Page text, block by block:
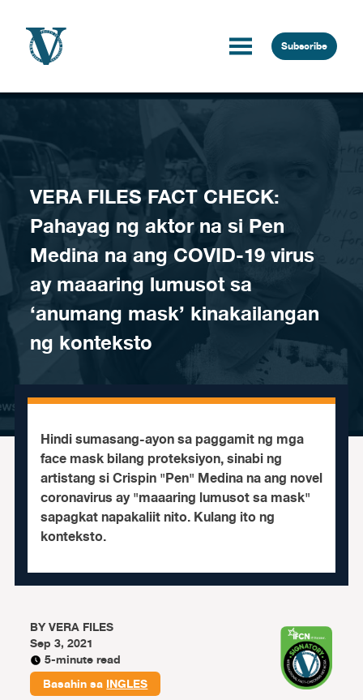
Subscribe
VERA FILES FACT CHECK:
Pahayag ng aktor na si Pen
Medina na ang COVID-19 virus
ay maaaring lumusot sa
‘anumang mask’ kinakailangan
ng konteksto
Hindi sumasang-ayon sa paggamit ng mga
face mask bilang proteksiyon, sinabi ng
artistang si Crispin "Pen" Medina na ang novel
coronavirus ay "maaaring lumusot sa mask"
sapagkat napakaliit nito. Kulang ito ng
konteksto.
BYVERA FILES
Sep 3, 2021
5-minute read
Basahin saINGLES